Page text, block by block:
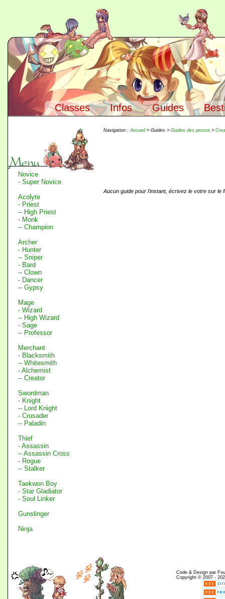
Classes Infos Guides
Novice
- Super Novice
Acolyte
- Priest
-- High Priest
- Monk
-- Champion
Archer
- Hunter
-- Sniper
- Bard
-- Clown
- Dancer
-- Gypsy
Mage
- Wizard
-- High Wizard
- Sage
-- Professor
Merchant
- Blacksmith
-- Whitesmith
- Alchemist
-- Creator
Swordman
- Knight
-- Lord Knight
- Crusader
-- Paladin
Thief
- Assassin
-- Assassin Cross
- Rogue
-- Stalker
Taekwon Boy
- Star Gladiator
- Soul Linker
Gunslinger
Ninja
Navigation :Accueil> Guides > Guides des persos >
Aucun guide pour l'instant, écrivez le votre sur le
Code & Design par
Copyright © 2007 -